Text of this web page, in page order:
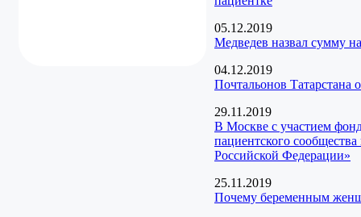
05.12.2019
Медведев назвал сумму
04.12.2019
Почтальонов Татарстана
29.11.2019
В Москве с участием
пациентского
Российской Федерации»
25.11.2019
Почему беременным